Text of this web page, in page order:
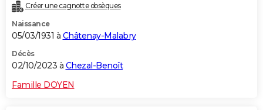
Créer une cagnotte obsèques
Naissance
05/03/1931 à Châtenay-Malabry
Décès
02/10/2023 à Chezal-Benoît
Famille DOYEN